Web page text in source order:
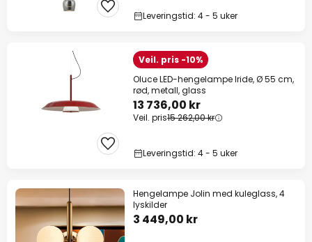
Leveringstid: 4 - 5 uker
Veil. pris -10%
Oluce LED-hengelampe Iride, Ø 55 cm,
rød, metall, glass
13 736,00 kr
Veil. pris15 262,00 kr
Leveringstid: 4 - 5 uker
Hengelampe Jolin med kuleglass, 4
lyskilder
3 449,00 kr